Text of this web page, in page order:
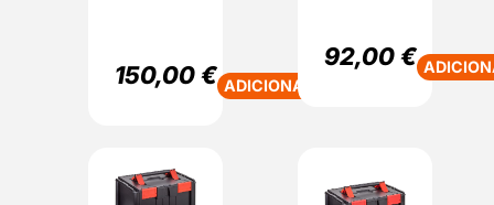
150,00€ ADICIONAR
92,00€